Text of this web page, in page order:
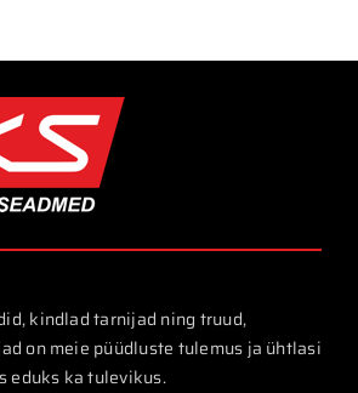
kindlad tarnijad ning truud,
on meie püüdluste tulemus ja ühtlasi
eduks ka tulevikus.